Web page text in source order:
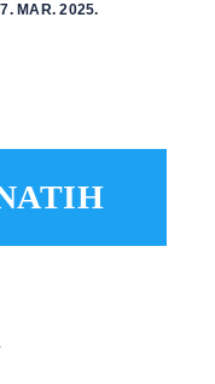
MAR. 2025.